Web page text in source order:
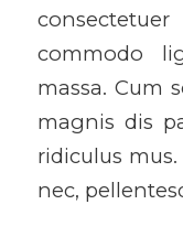
commodo
massa. Cum
magnis dis
ridiculus
nec,